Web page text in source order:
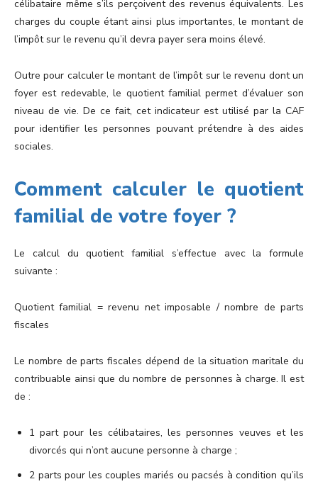
célibataire même s’ils perçoivent des revenus équivalents. Les
charges du couple étant ainsi plus importantes, le montant de
l’impôt sur le revenu qu’il devra payer sera moins élevé.
Outre pour calculer le montant de l’impôt sur le revenu dont un
foyer est redevable, le quotient familial permet d’évaluer son
niveau de vie. De ce fait, cet indicateur est utilisé par la CAF
pour identifier les personnes pouvant prétendre à des aides
sociales.
Comment calculer le quotient
familial de votre foyer ?
Le calcul du quotient familial s’effectue avec la formule
suivante :
Quotient familial = revenu net imposable / nombre de parts
fiscales
Le nombre de parts fiscales dépend de la situation maritale du
contribuable ainsi que du nombre de personnes à charge. Il est
de :
1 part pour les célibataires, les personnes veuves et les
divorcés qui n’ont aucune personne à charge ;
2 parts pour les couples mariés ou pacsés à condition qu’ils